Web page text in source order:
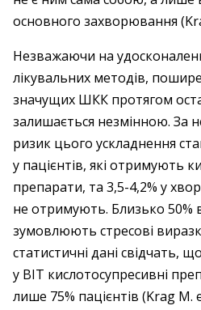
основного захворювання
Незважаючи на
лікувальних методів,
значущих ШКК протягом
залишається незмінною. За
ризик цього ускладнення
у пацієнтів, які отримують
препарати, та 3,5-4,2% у
не отримують. Близько 50%
зумовлюють стресові
статистичні дані свідчать,
у ВІТ кислотосупресивні
лише 75% пацієнтів (Krag M.